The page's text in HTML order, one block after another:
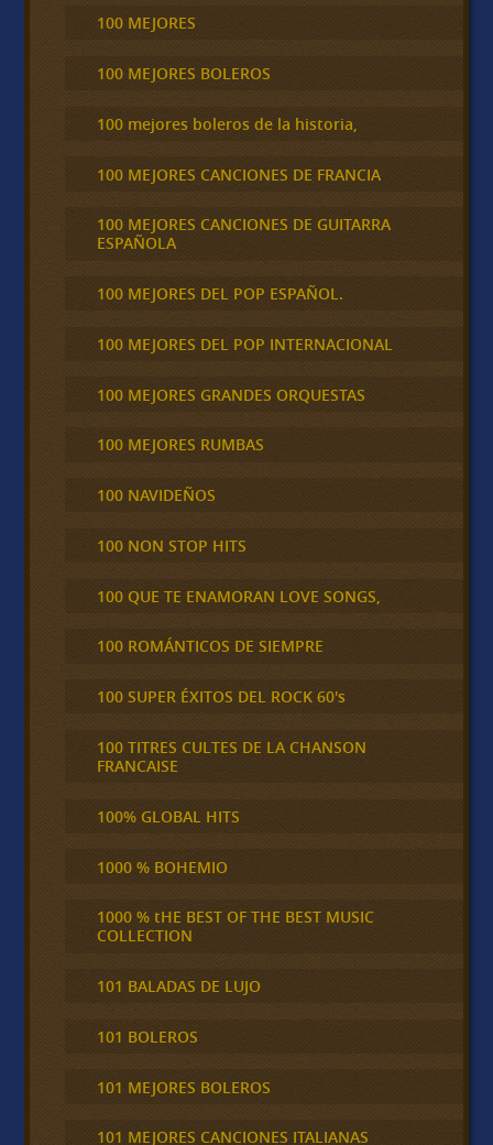
100 MEJORES
100 MEJORES BOLEROS
100 mejores boleros de la historia,
100 MEJORES CANCIONES DE FRANCIA
100 MEJORES CANCIONES DE GUITARRA
ESPAÑOLA
100 MEJORES DEL POP ESPAÑOL.
100 MEJORES DEL POP INTERNACIONAL
100 MEJORES GRANDES ORQUESTAS
100 MEJORES RUMBAS
100 NAVIDEÑOS
100 NON STOP HITS
100 QUE TE ENAMORAN LOVE SONGS,
100 ROMÁNTICOS DE SIEMPRE
100 SUPER ÉXITOS DEL ROCK 60's
100 TITRES CULTES DE LA CHANSON
FRANCAISE
100% GLOBAL HITS
1000 % BOHEMIO
1000 % tHE BEST OF THE BEST MUSIC
COLLECTION
101 BALADAS DE LUJO
101 BOLEROS
101 MEJORES BOLEROS
101 MEJORES CANCIONES ITALIANAS